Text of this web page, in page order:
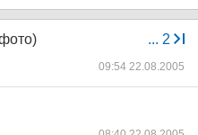
... 2
09:54 22.08.2005